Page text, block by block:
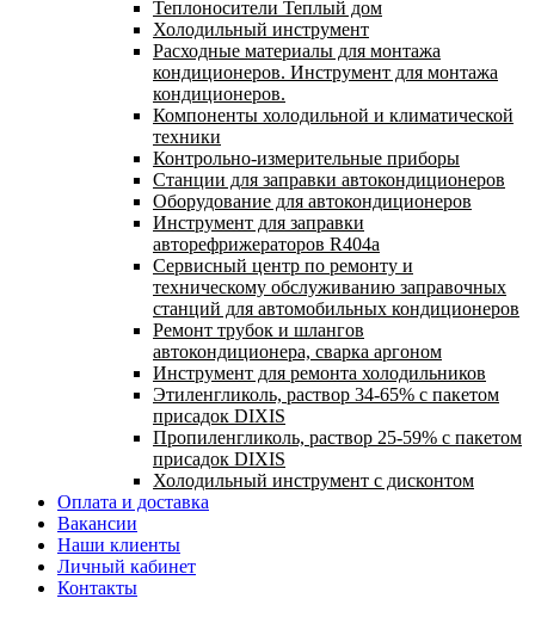
Теплоносители Теплый дом
Холодильный инструмент
Расходные материалы для монтажа
кондиционеров. Инструмент для монтажа
кондиционеров.
Компоненты холодильной и климатической
техники
Контрольно-измерительные приборы
Станции для заправки автокондиционеров
Оборудование для автокондиционеров
Инструмент для заправки
авторефрижераторов R404a
Сервисный центр по ремонту и
техническому обслуживанию заправочных
станций для автомобильных кондиционеров
Ремонт трубок и шлангов
автокондиционера, сварка аргоном
Инструмент для ремонта холодильников
Этиленгликоль, раствор 34-65% с пакетом
присадок DIXIS
Пропиленгликоль, раствор 25-59% с пакетом
присадок DIXIS
Холодильный инструмент с дисконтом
Оплата и доставка
Вакансии
Наши клиенты
Личный кабинет
Контакты